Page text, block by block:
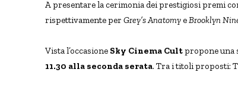
A presentare la cerimonia dei prestigiosi premi
rispettivamente per Grey’s AnatomyeBrooklyn
Vista l’occasione Sky Cinema Cultpropone una
11.30 alla seconda serata. Tra i titoli proposti: